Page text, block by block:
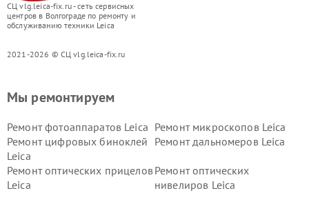
СЦ vlg.leica-fix.ru - сеть сервисных
центров в Волгограде по ремонту и
обслуживанию техники Leica
2021-2026 © СЦ vlg.leica-fix.ru
Мы ремонтируем
Ремонт фотоаппаратов Leica Ремонт микроскопов Leica
Ремонт цифровых биноклей
Leica
Ремонт дальномеров Leica
Ремонт оптических прицелов
Leica
Ремонт оптических
нивелиров Leica